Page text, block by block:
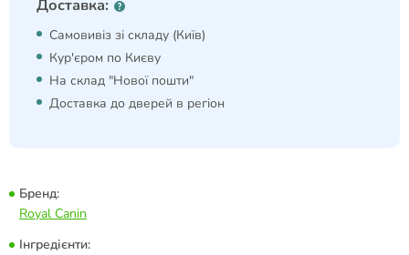
Доставка:
Самовивіз зі складу (Київ)
Кур'єром по Києву
На склад "Нової пошти"
Доставка до дверей в регіон
Бренд:
Royal Canin
Інгредієнти: